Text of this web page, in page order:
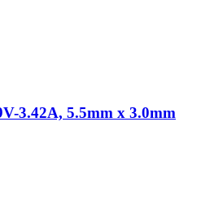
3.42A, 5.5mm x 3.0mm